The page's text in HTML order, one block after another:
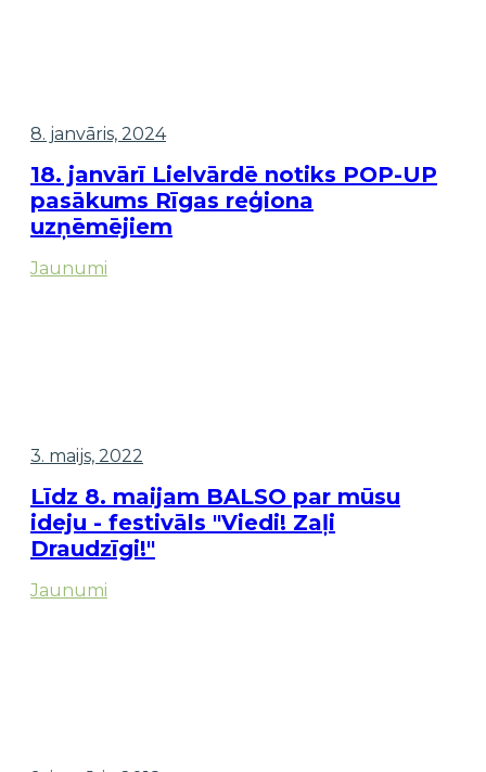
8. janvāris, 2024
18. janvārī Lielvārdē notiks POP-UP
pasākums Rīgas reģiona
uzņēmējiem
Jaunumi
3. maijs, 2022
Līdz 8. maijam BALSO par mūsu
ideju - festivāls "Viedi! Zaļi
Draudzīgi!"
Jaunumi